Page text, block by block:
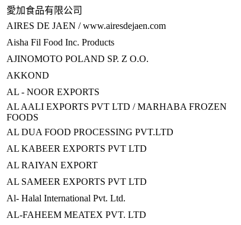
愛加食品有限公司
AIRES DE JAEN / www.airesdejaen.com
Aisha Fil Food Inc. Products
AJINOMOTO POLAND SP. Z O.O.
AKKOND
AL - NOOR EXPORTS
AL AALI EXPORTS PVT LTD / MARHABA FROZEN
FOODS
AL DUA FOOD PROCESSING PVT.LTD
AL KABEER EXPORTS PVT LTD
AL RAIYAN EXPORT
AL SAMEER EXPORTS PVT LTD
Al- Halal International Pvt. Ltd.
AL-FAHEEM MEATEX PVT. LTD